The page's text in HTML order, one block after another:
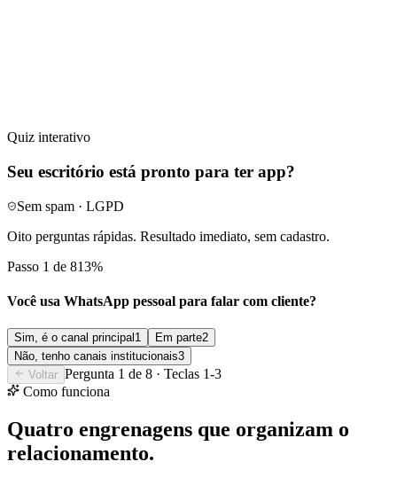
Quiz interativo
Seu escritório está pronto para ter app?
Sem spam · LGPD
Oito perguntas rápidas. Resultado imediato, sem cadastro.
Passo 1 de 813%
Você usa WhatsApp pessoal para falar com cliente?
Sim, é o canal principal 1 Em parte2
Não, tenho canais institucionais3
Voltar Pergunta 1 de 8 · Teclas 1-3
Como funciona
Quatro engrenagens que organizam o
relacionamento.